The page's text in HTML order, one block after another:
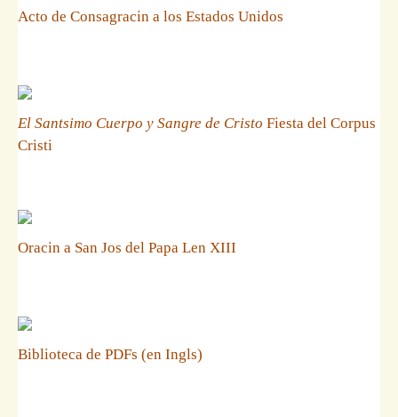
Acto de Consagracin a los Estados Unidos
El Santsimo Cuerpo y Sangre de Cristo Fiesta del Corpus
Cristi
Oracin a San Jos del Papa Len XIII
Biblioteca de PDFs (en Ingls)